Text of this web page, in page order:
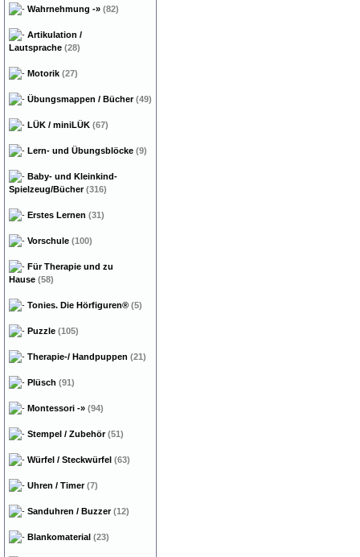
Wahrnehmung -» (82)
Artikulation /
Lautsprache (28)
Motorik (27)
Übungsmappen / Bücher(49)
LÜK / miniLÜK (67)
Lern- und Übungsblöcke (9)
Baby- und Kleinkind-
Spielzeug/Bücher(316)
Erstes Lernen (31)
Vorschule (100)
Für Therapie und zu
Hause (58)
Tonies. Die Hörfiguren® (5)
Puzzle (105)
Therapie-/ Handpuppen (21)
Plüsch (91)
Montessori -» (94)
Stempel / Zubehör(51)
Würfel / Steckwürfel (63)
Uhren / Timer(7)
Sanduhren / Buzzer(12)
Blankomaterial (23)